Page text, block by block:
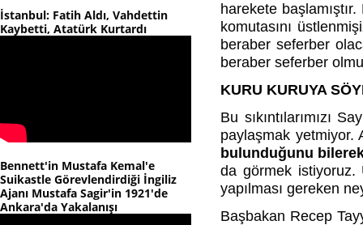
İstanbul: Fatih Aldı, Vahdettin
Kaybetti, Atatürk Kurtardı
Bennett'in Mustafa Kemal'e
Suikastle Görevlendirdiği İngiliz
Ajanı Mustafa Sagir'in 1921'de
Ankara'da Yakalanışı
harekete
komutasını
beraber seferber
beraber seferber
KURU KURUYA
Bu sıkıntılarımızı
paylaşmak yetmiyor.
bulunduğunu
da görmek istiyoruz.
yapılması gereken
Başbakan Recep